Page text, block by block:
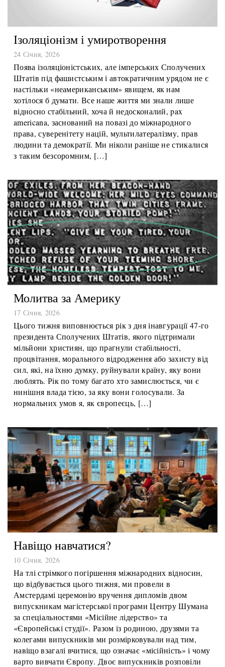
Ізоляціонізм і умиротворення
24 Січня, 2026
Поява ізоляціоністських, але імперських Сполучених
Штатів під фашистським і автократичним урядом не є
настільки «неамериканським» явищем, як нам
хотілося б думати. Все наше життя ми знали лише
відносно стабільний, хоча й недосконалий, pax
americana, заснований на повазі до міжнародного
права, суверенітету націй, мультилатералізму, прав
людини та демократії. Ми ніколи раніше не стикалися
Молитва за Америку
17 Січня, 2026
Цього тижня виповнюється рік з дня інавгурації 47-го
президента Сполучених Штатів, якого підтримали
мільйони християн, що прагнули стабільності,
процвітання, морального відродження або захисту від
сил, які, на їхню думку, руйнували країну, яку вони
люблять. Рік по тому багато хто замислюється, чи є
нинішня влада тією, за яку вони голосували. За
Навіщо навчатися?
10 Січня, 2026
На тлі стрімкого погіршення міжнародних відносин,
що відбувається цього тижня, ми провели в
Амстердамі церемонію вручення дипломів двом
випускникам магістерської програми Центру Шумана
за спеціальностями «Місійне лідерство» та
«Європейські студії». Разом із родиною, друзями та
колегами випускників ми розмірковували над тим,